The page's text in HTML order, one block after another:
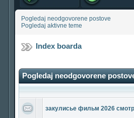
Pogledaj neodgovorene postove
Pogledaj aktivne teme
Index boarda
Pogledaj neodgovorene
закулисье фильм 2026